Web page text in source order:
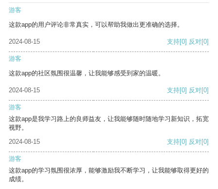
游客
这款app的用户评论非常真实，可以帮助我做出更准确的选择。
2024-08-15 支持[0] 反对[0]
游客
这款app的社区氛围很温馨，让我能够感受到家的温暖。
2024-08-15 支持[0] 反对[0]
游客
这款app是我学习路上的良师益友，让我能够随时随地学习新知识，拓宽
视野。
2024-08-15
支持[0] 反对[0]
游客
这款app的学习氛围很浓厚，能够激励我不断学习，让我能够取得更好的
成绩。